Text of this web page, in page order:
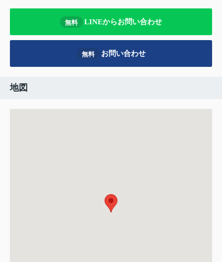
無料 LINEからお問い合わせ
無料 お問い合わせ
地図